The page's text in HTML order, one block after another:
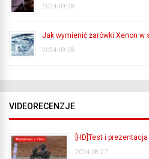
2024-09-28
Jak wymienić żarówki Xenon w
2024-09-28
VIDEORECENZJE
[HD]Test i
2024-08-27